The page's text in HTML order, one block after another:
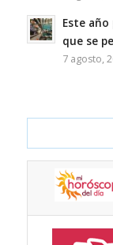
Este año
que se
7 agosto,